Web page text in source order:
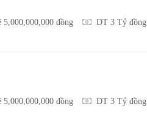
5,000,000,000 đồng DT 3 Tỷ đồng
5,000,000,000 đồng DT 3 Tỷ đồng